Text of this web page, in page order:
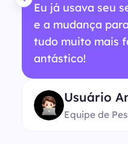
Eu já usava seu
e a mudança
tudo muito mais
antástico!
Usuário
Equipe de